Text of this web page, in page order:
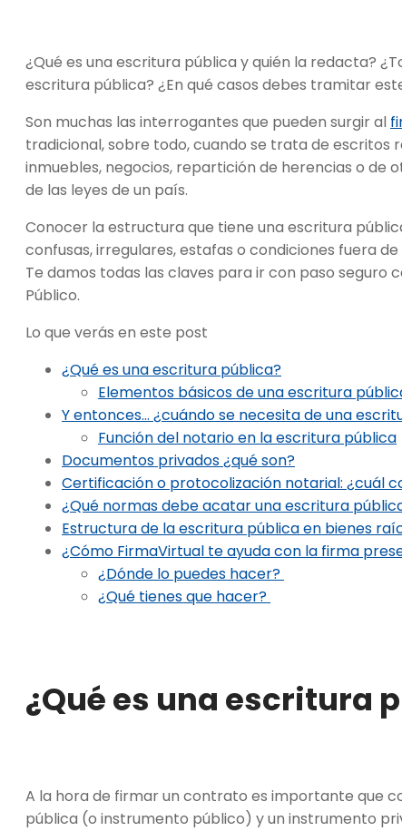
¿Qué es una escritura pública y quién la redacta?
escritura pública? ¿En qué casos debes tramitar
Son muchas las interrogantes que pueden surgir al
tradicional, sobre todo, cuando se trata de escritos
inmuebles, negocios, repartición de herencias o de
de las leyes de un país.
Conocer la estructura que tiene una escritura
confusas, irregulares, estafas o condiciones fuera
Te damos todas las claves para ir con paso seguro
Público.
Lo que verás en este post
¿Qué es una escritura pública?
Elementos básicos de una escritura
Y entonces… ¿cuándo se necesita de una
Función del notario en la escritura pública
Documentos privados ¿qué son?
Certificación o protocolización notarial: ¿cuál
¿Qué normas debe acatar una escritura
Estructura de la escritura pública en bienes
¿Cómo FirmaVirtual te ayuda con la firma
¿Dónde lo puedes hacer?
¿Qué tienes que hacer?
¿Qué es una escritura
A la hora de firmar un contrato es importante que
pública (o instrumento público) y un instrumento